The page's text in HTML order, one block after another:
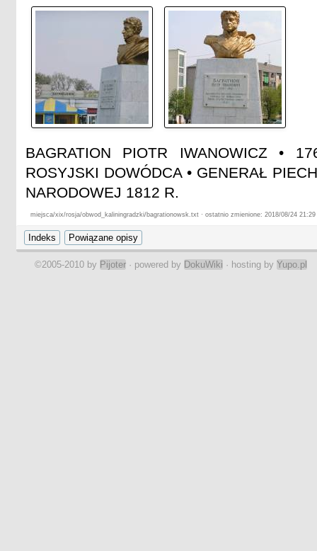
BAGRATION PIOTR IWANOWICZ •
ROSYJSKI DOWÓDCA • GENERAŁ
NARODOWEJ 1812 R.
miejsca/xix/rosja/obwod_kaliningradzki/bagrationowsk.txt · ostatnio zmienione: 2018/08/24
©2005-2010 by Pijoter · powered by DokuWiki · hosting by Yupo.pl